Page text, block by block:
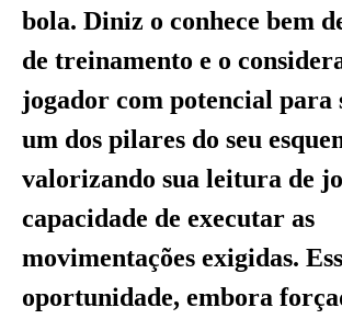
bola. Diniz o conhece bem
de treinamento e o
jogador com potencial para
um dos pilares do seu
valorizando sua leitura de
capacidade de executar as
movimentações exigidas.
oportunidade, embora